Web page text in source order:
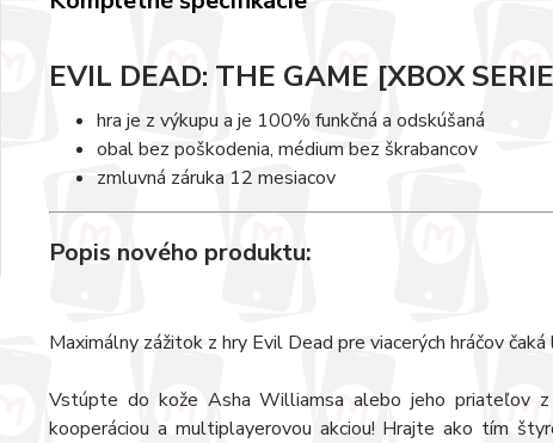
EVIL DEAD: THE GAME [XBOX
hra je z výkupu a je 100% funkčná a odskúšaná
obal bez poškodenia, médium bez škrabancov
zmluvná záruka 12 mesiacov
Popis nového produktu:
Maximálny zážitok z hry Evil Dead pre viacerých hráčov čaká
Vstúpte do kože Asha Williamsa alebo jeho priateľov
kooperáciou a multiplayerovou akciou! Hrajte ako tím